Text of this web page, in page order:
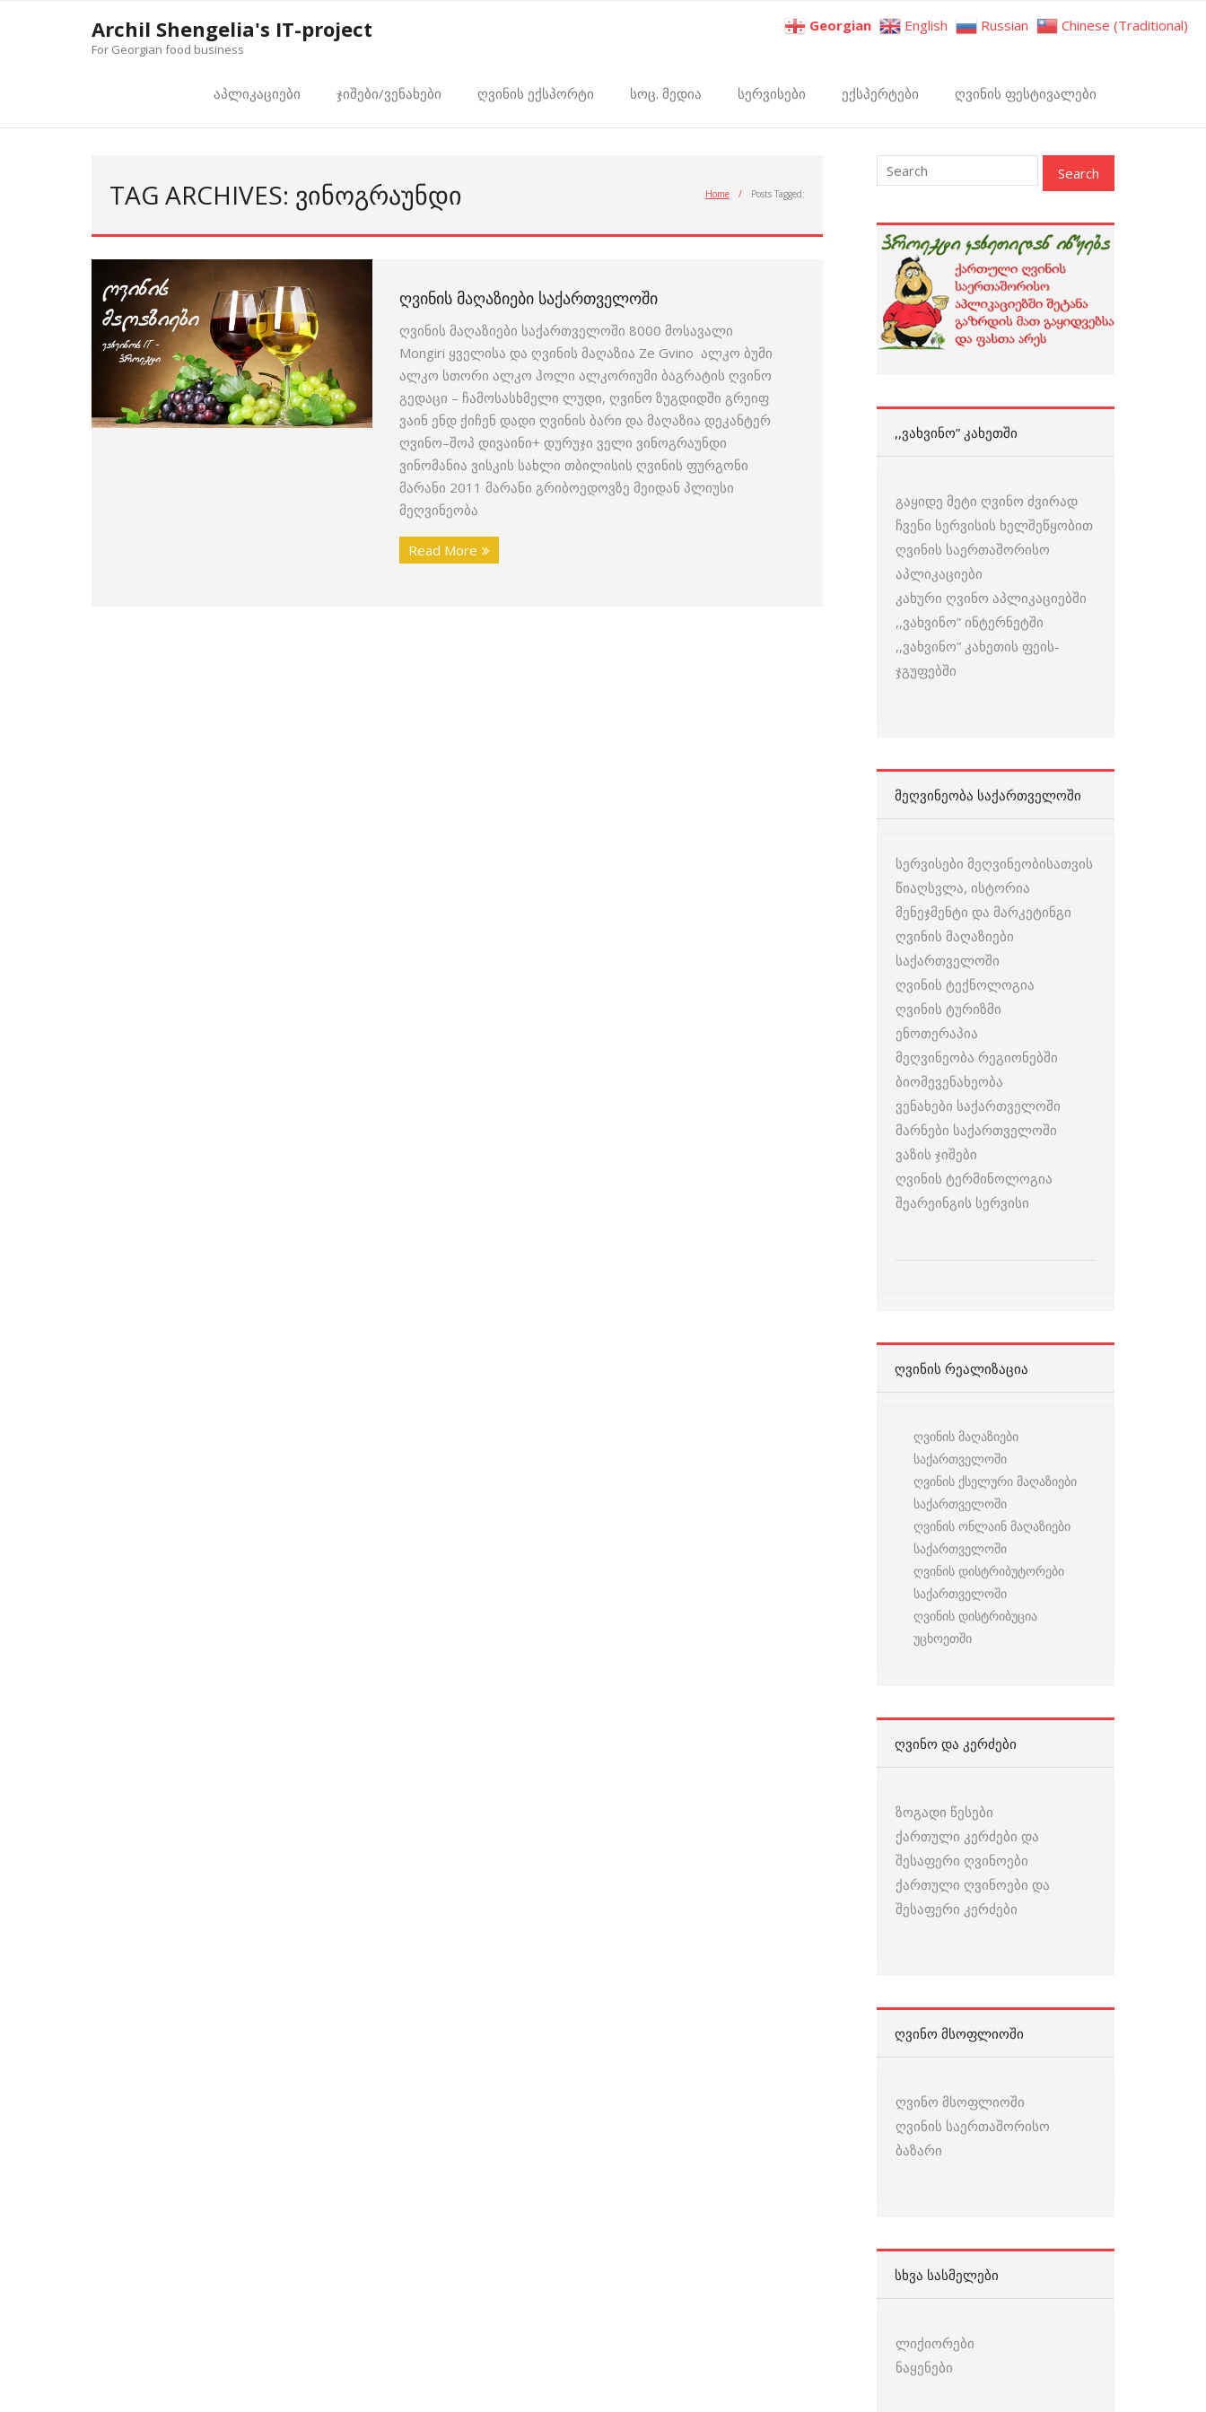
Archil Shengelia's IT-project
For Georgian food business
აპლიკაციები ჯიშები/ვენახები ღვინის ექსპორტი სოც. მედია სერვისები ექსპერტები ღვინის ფესტივალები
TAG ARCHIVES: ᲕᲘᲜᲝᲒᲠᲐᲣᲜᲓᲘ Home / Posts Tagged:
ᲦᲕᲘᲜᲘᲡ ᲛᲐᲦᲐᲖᲘᲔᲑᲘ ᲡᲐᲥᲐᲠᲗᲕᲔᲚᲝᲨᲘ
ღვინის მაღაზიები საქართველოში 8000 მოსავალი
Mongiri ყველისა და ღვინის მაღაზია Ze Gvino ალკო ბუმი
ალკო სთორი ალკო ჰოლი ალკორიუმი ბაგრატის ღვინო
გედაცი – ჩამოსასხმელი ლუდი, ღვინო ზუგდიდში გრეიფ
ვაინ ენდ ქიჩენ დადი ღვინის ბარი და მაღაზია დეკანტერ
ღვინო–შოპ დივაინი+ დურუჯი ველი ვინოგრაუნდი
ვინომანია ვისკის სახლი თბილისის ღვინის ფურგონი
მარანი 2011 მარანი გრიბოედოვზე მეიდან პლიუსი
მეღვინეობა
Read More
,,ᲕᲐᲮᲕᲘᲜᲝ” ᲙᲐᲮᲔᲗᲨᲘ
გაყიდე მეტი ღვინო ძვირად
ჩვენი სერვისის ხელშეწყობით
ღვინის საერთაშორისო
აპლიკაციები
კახური ღვინო აპლიკაციებში
,,ვახვინო” ინტერნეტში
,,ვახვინო” კახეთის ფეის-
ჯგუფებში
ᲛᲔᲦᲕᲘᲜᲔᲝᲑᲐ ᲡᲐᲥᲐᲠᲗᲕᲔᲚᲝᲨᲘ
სერვისები მეღვინეობისათვის
წიაღსვლა, ისტორია
მენეჯმენტი და მარკეტინგი
ღვინის მაღაზიები
საქართველოში
ღვინის ტექნოლოგია
ღვინის ტურიზმი
ენოთერაპია
მეღვინეობა რეგიონებში
ბიომევენახეობა
ვენახები საქართველოში
მარნები საქართველოში
ვაზის ჯიშები
ღვინის ტერმინოლოგია
შეარეინგის სერვისი
ᲦᲕᲘᲜᲘᲡ ᲠᲔᲐᲚᲘᲖᲐᲪᲘᲐ
ღვინის მაღაზიები
საქართველოში
ღვინის ქსელური მაღაზიები
საქართველოში
ღვინის ონლაინ მაღაზიები
საქართველოში
ღვინის დისტრიბუტორები
საქართველოში
ღვინის დისტრიბუცია
უცხოეთში
ᲦᲕᲘᲜᲝ ᲓᲐ ᲙᲔᲠᲫᲔᲑᲘ
ზოგადი წესები
ქართული კერძები და
შესაფერი ღვინოები
ქართული ღვინოები და
შესაფერი კერძები
ᲦᲕᲘᲜᲝ ᲛᲡᲝᲤᲚᲘᲝᲨᲘ
ღვინო მსოფლიოში
ღვინის საერთაშორისო
ბაზარი
ᲡᲮᲕᲐ ᲡᲐᲡᲛᲔᲚᲔᲑᲘ
ლიქიორები
ნაყენები
Georgian English Russian Chinese (Traditional)